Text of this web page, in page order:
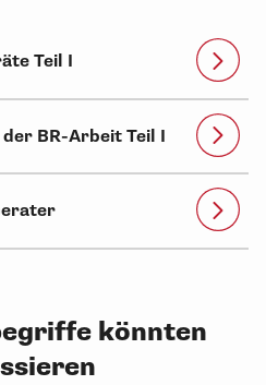
Teil I
BR-Arbeit Teil I
könnten